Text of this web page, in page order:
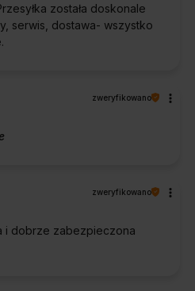
została doskonale
serwis, dostawa- wszystko
zweryfikowano
zweryfikowano
i dobrze zabezpieczona